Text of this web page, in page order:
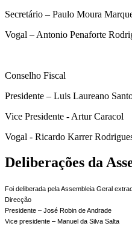
Secretário – Paulo Moura
Vogal – Antonio Penaforte
Conselho Fiscal
Presidente – Luis Laureano
Vice Presidente - Artur Caracol
Vogal - Ricardo Karrer
Deliberações da
Foi deliberada pela Assembleia Geral
Direcção
Presidente – José Robin de Andrade
Vice presidente – Manuel da Silva Salta